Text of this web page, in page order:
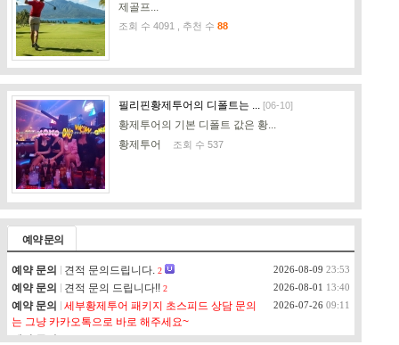
제골프...
조회 수 4091 , 추천 수 88
필리핀황제투어의 디폴트는 ... [06-10]
황제투어의 기본 디폴트 값은 황...
황제투어
조회 수 537
황제투어
조회 수 757
겨울 연말연시는 황투어 황...
예약 문의
예약 문의 견적 문의드립니다. 2 2026-08-09 23:53
예약 문의 견적 문의 드립니다!! 2 2026-08-01 13:40
예약 문의
세부황제투어 패키지 초스피드 상담 문의
는 그냥 카카오톡으로 바로 해주세요~
2026-07-26 09:11
예약 문의 2명 여행 상담드려요 2026-07-25 14:34